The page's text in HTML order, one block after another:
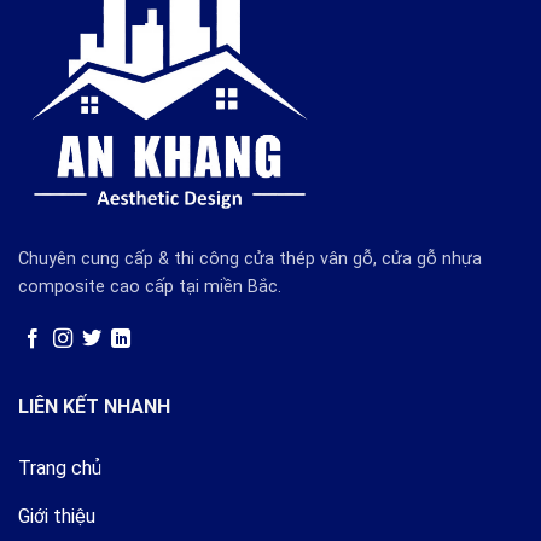
Chuyên cung cấp & thi công cửa thép vân gỗ, cửa gỗ nhựa
composite cao cấp tại miền Bắc.
LIÊN KẾT NHANH
Trang chủ
Giới thiệu